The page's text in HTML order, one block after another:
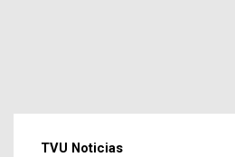
TVU Noticias